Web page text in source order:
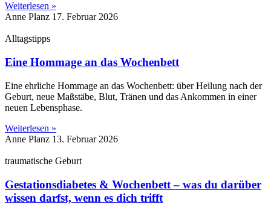
Weiterlesen »
Anne Planz 17. Februar 2026
Alltagstipps
Eine Hommage an das Wochenbett
Eine ehrliche Hommage an das Wochenbett: über Heilung nach der
Geburt, neue Maßstäbe, Blut, Tränen und das Ankommen in einer
neuen Lebensphase.
Weiterlesen »
Anne Planz 13. Februar 2026
traumatische Geburt
Gestationsdiabetes & Wochenbett – was du darüber
wissen darfst, wenn es dich trifft